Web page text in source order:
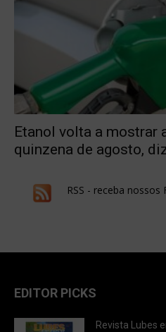
Etanol volta a mostrar
quinzena de agosto,
RSS - receba nossos
EDITOR PICKS
Revista Lubes